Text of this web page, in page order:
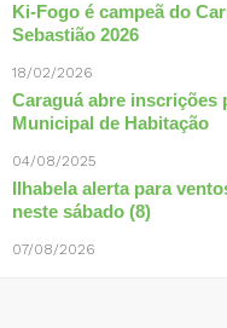
Ki-Fogo é campeã do
Sebastião 2026
18/02/2026
Caraguá abre inscrições
Municipal de Habitação
04/08/2025
Ilhabela alerta para
neste sábado (8)
07/08/2026